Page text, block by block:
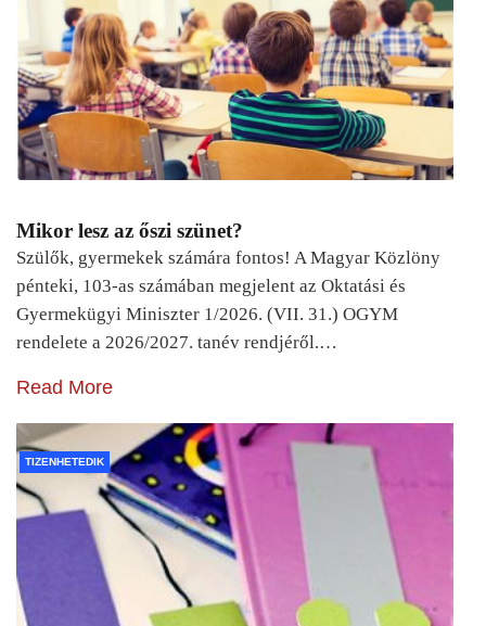
Mikor lesz az őszi szünet?
Szülők, gyermekek számára fontos! A Magyar Közlöny
pénteki, 103-as számában megjelent az Oktatási és
Gyermekügyi Miniszter 1/2026. (VII. 31.) OGYM
rendelete a 2026/2027. tanév rendjéről.…
Read More
TIZENHETEDIK